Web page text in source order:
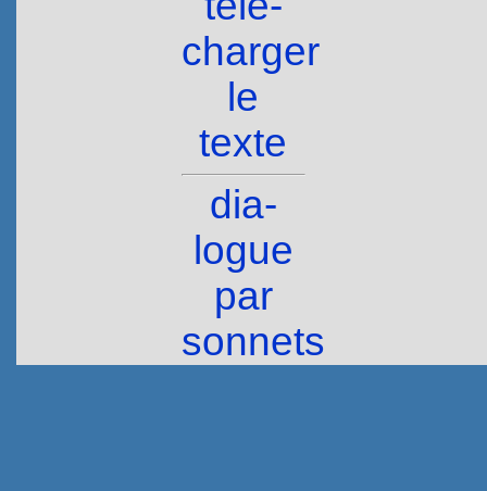
charger
le
texte
dia­
logue
par
sonnets